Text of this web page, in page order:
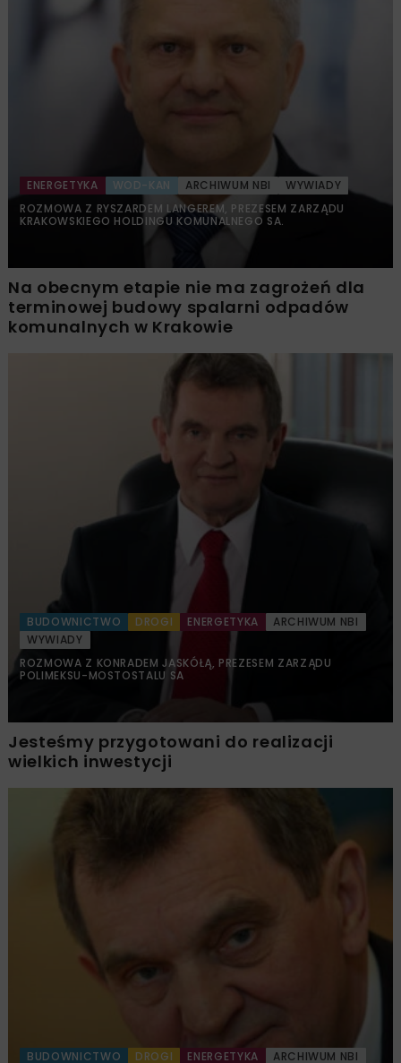
ENERGETYKA WOD-KAN ARCHIWUM NBI
WYWIADY
ROZMOWA Z RYSZARDEM LANGEREM, PREZESEM ZARZĄDU
KRAKOWSKIEGO HOLDINGU KOMUNALNEGO SA.
Na obecnym etapie nie ma zagrożeń dla
terminowej budowy spalarni odpadów
komunalnych w Krakowie
BUDOWNICTWO DROGI ENERGETYKA
ARCHIWUM NBI
WYWIADY
ROZMOWA Z KONRADEM JASKÓŁĄ, PREZESEM ZARZĄDU
POLIMEKSU-MOSTOSTALU SA
Jesteśmy przygotowani do realizacji
wielkich inwestycji
BUDOWNICTWO DROGI ENERGETYKA
ARCHIWUM NBI